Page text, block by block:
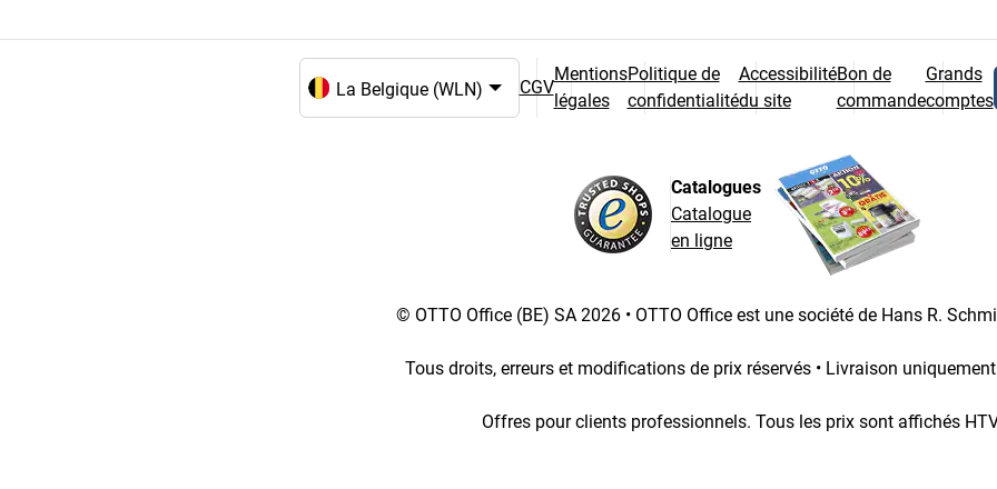
Choix de la langue et du pays
CGV
Mentions
légales
Politique de
confidentialité
Accessibilité
du site
Bon de
commande
Grands
comptes
Catalogues
Catalogue
en ligne
© OTTO Office (BE) SA 2026 • OTTO Office est une société de Hans R.
Tous droits, erreurs et modifications de prix réservés • Livraison
Offres pour clients professionnels. Tous les prix sont affichés